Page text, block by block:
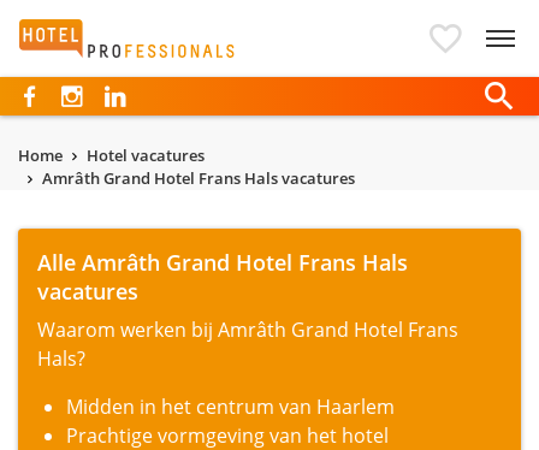
Hotelprofessionals
Home
Hotel vacatures
Amrâth Grand Hotel Frans Hals vacatures
Alle Amrâth Grand Hotel Frans Hals
vacatures
Waarom werken bij Amrâth Grand Hotel Frans
Hals?
Midden in het centrum van Haarlem
Prachtige vormgeving van het hotel